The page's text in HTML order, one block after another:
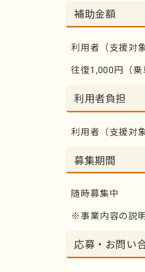
補助金額
利用者（支援対
往復1,000円（乗
利用者負担
利用者（支援対
募集期間
随時募集中
※事業内容の説
応募・お問い